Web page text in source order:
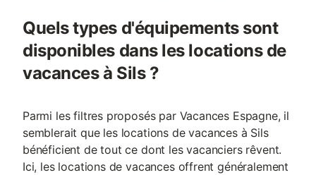
Quels types d'équipements sont
disponibles dans les locations de
vacances à Sils ?
Parmi les filtres proposés par Vacances Espagne, il
semblerait que les locations de vacances à Sils
bénéficient de tout ce dont les vacanciers rêvent.
Ici, les locations de vacances offrent généralement